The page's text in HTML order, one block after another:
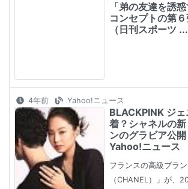
「弟の友達を誘
コンセプトの第
（日刊スポーツ ...
4年前 Yahoo!ニュース
BLACKPINK ジ
着？シャネルの
ンのグラビア公
Yahoo!ニュース
フランスの高級ブラ
（CHANEL）」が、